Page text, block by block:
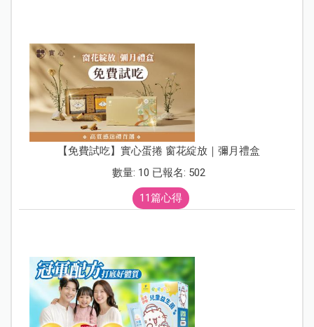
【免費試吃】實心蛋捲 窗花綻放｜彌月禮盒
數量: 10 已報名: 502
11篇心得